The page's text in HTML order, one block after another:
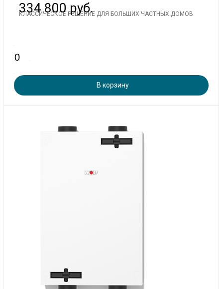
КЛАССИЧЕСКОЕ РЕШЕНИЕ ДЛЯ БОЛЬШИХ ЧАСТНЫХ ДОМОВ
334 800 руб.
В корзину